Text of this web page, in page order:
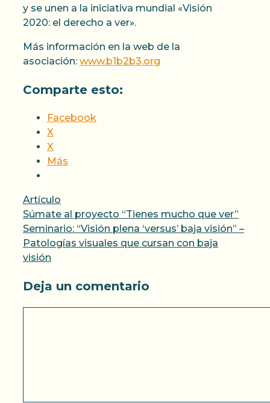
y se unen a la iniciativa mundial «Visión
2020: el derecho a ver».
Más información en la web de la
asociación: www.b1b2b3.org
Comparte esto:
Facebook
X
X
Más
Categorías
Artículo
Súmate al proyecto “Tienes mucho que ver”
Seminario: “Visión plena ‘versus’ baja visión” –
Patologías visuales que cursan con baja
visión
Deja un comentario